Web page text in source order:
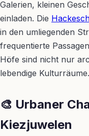
Galerien, kleinen
einladen. Die
in den umliegenden
frequentierte
Höfe sind nicht nur
lebendige Kulturräume.
🎨 Urbaner
Kiezjuwelen